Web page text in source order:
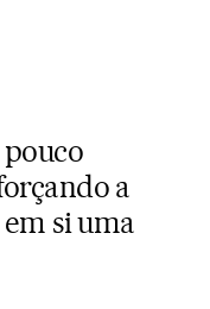
pouco
a
si uma